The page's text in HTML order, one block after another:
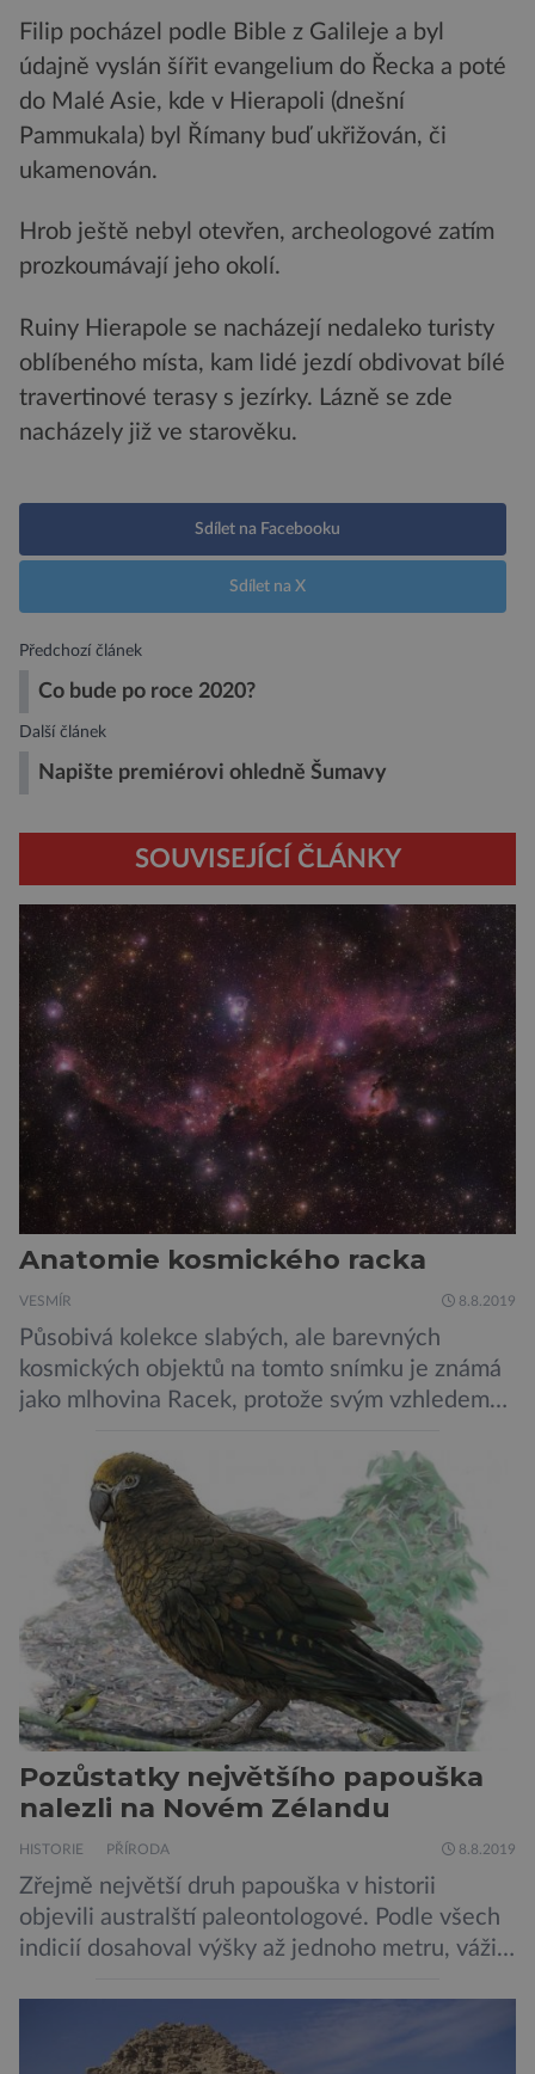
Filip pocházel podle Bible z Galileje a byl
údajně vyslán šířit evangelium do Řecka a poté
do Malé Asie, kde v Hierapoli (dnešní
Pammukala) byl Římany buď ukřižován, či
ukamenován.
Hrob ještě nebyl otevřen, archeologové zatím
prozkoumávají jeho okolí.
Ruiny Hierapole se nacházejí nedaleko turisty
oblíbeného místa, kam lidé jezdí obdivovat bílé
travertinové terasy s jezírky. Lázně se zde
nacházely již ve starověku.
Sdílet na Facebooku
Sdílet na X
Předchozí článek
Co bude po roce 2020?
Další článek
Napište premiérovi ohledně Šumavy
SOUVISEJÍCÍ ČLÁNKY
Anatomie kosmického racka
VESMÍR 8.8.2019
Působivá kolekce slabých, ale barevných
kosmických objektů na tomto snímku je známá
jako mlhovina Racek, protože svým vzhledem
prachu, vodíku, hélia a malého množství těžších
chemických prvků. Celá oblast je místem zrodu
nových hvězd. Mimořádné rozlišení tohoto
záběru pořízeného pomocí přehlídkového
teleskopu ESO/VST odhaluje detaily
jednotlivých astronomických objektů, […]
Pozůstatky největšího papouška
nalezli na Novém Zélandu
HISTORIE PŘÍRODA 8.8.2019
Zřejmě největší druh papouška v historii
objevili australští paleontologové. Podle všech
indicií dosahoval výšky až jednoho metru, vážil
pojmenování Heracles inexpectatus a doba